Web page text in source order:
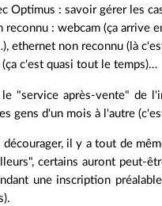
Optimus : savoir gérer les
reconnu : webcam (ça arrive
ethernet non reconnu (là
c'est quasi tout le temps)…
"service après-vente" de
gens d'un mois à l'autre
il y a tout de
certains auront peut-
une inscription